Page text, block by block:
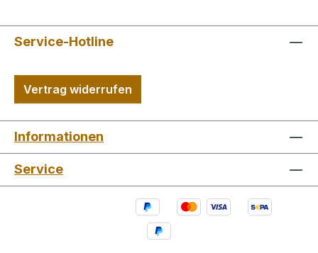
Service-Hotline
Vertrag widerrufen
Informationen
Service